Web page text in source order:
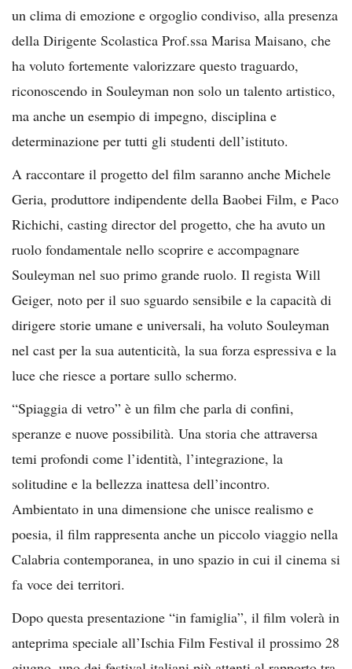
un clima di emozione e orgoglio condiviso, alla presenza
della Dirigente Scolastica Prof.ssa Marisa Maisano, che
ha voluto fortemente valorizzare questo traguardo,
riconoscendo in Souleyman non solo un talento artistico,
ma anche un esempio di impegno, disciplina e
determinazione per tutti gli studenti dell’istituto.
A raccontare il progetto del film saranno anche Michele
Geria, produttore indipendente della Baobei Film, e Paco
Richichi, casting director del progetto, che ha avuto un
ruolo fondamentale nello scoprire e accompagnare
Souleyman nel suo primo grande ruolo. Il regista Will
Geiger, noto per il suo sguardo sensibile e la capacità di
dirigere storie umane e universali, ha voluto Souleyman
nel cast per la sua autenticità, la sua forza espressiva e la
luce che riesce a portare sullo schermo.
“Spiaggia di vetro” è un film che parla di confini,
speranze e nuove possibilità. Una storia che attraversa
temi profondi come l’identità, l’integrazione, la
solitudine e la bellezza inattesa dell’incontro.
Ambientato in una dimensione che unisce realismo e
poesia, il film rappresenta anche un piccolo viaggio nella
Calabria contemporanea, in uno spazio in cui il cinema si
fa voce dei territori.
Dopo questa presentazione “in famiglia”, il film volerà in
anteprima speciale all’Ischia Film Festival il prossimo 28